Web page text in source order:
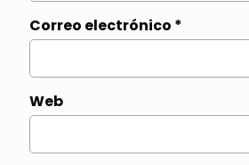
Correo electrónico *
Web